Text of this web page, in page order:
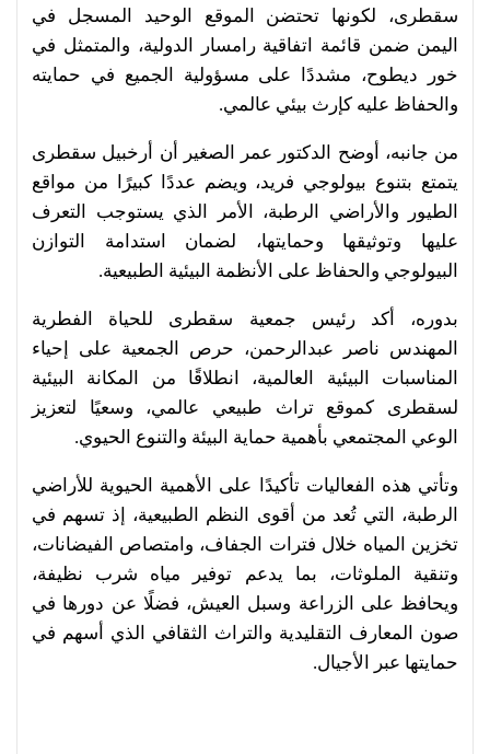
سقطرى، لكونها تحتضن الموقع الوحيد المسجل في
اليمن ضمن قائمة اتفاقية رامسار الدولية، والمتمثل في
خور ديطوح، مشددًا على مسؤولية الجميع في حمايته
والحفاظ عليه كإرث بيئي عالمي.
من جانبه، أوضح الدكتور عمر الصغير أن أرخبيل سقطرى
يتمتع بتنوع بيولوجي فريد، ويضم عددًا كبيرًا من مواقع
الطيور والأراضي الرطبة، الأمر الذي يستوجب التعرف
عليها وتوثيقها وحمايتها، لضمان استدامة التوازن
البيولوجي والحفاظ على الأنظمة البيئية الطبيعية.
بدوره، أكد رئيس جمعية سقطرى للحياة الفطرية
المهندس ناصر عبدالرحمن، حرص الجمعية على إحياء
المناسبات البيئية العالمية، انطلاقًا من المكانة البيئية
لسقطرى كموقع تراث طبيعي عالمي، وسعيًا لتعزيز
الوعي المجتمعي بأهمية حماية البيئة والتنوع الحيوي.
وتأتي هذه الفعاليات تأكيدًا على الأهمية الحيوية للأراضي
الرطبة، التي تُعد من أقوى النظم الطبيعية، إذ تسهم في
تخزين المياه خلال فترات الجفاف، وامتصاص الفيضانات،
وتنقية الملوثات، بما يدعم توفير مياه شرب نظيفة،
ويحافظ على الزراعة وسبل العيش، فضلًا عن دورها في
صون المعارف التقليدية والتراث الثقافي الذي أسهم في
حمايتها عبر الأجيال.